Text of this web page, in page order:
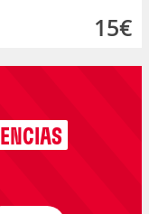
15€